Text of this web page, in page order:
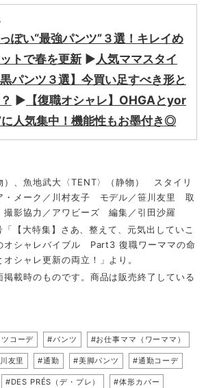
ぽい“最強パンツ”３選！キレイめ
トで春を更新 ▶︎人気ママスタイ
パンツ３選】今買い足すべき形と
▶︎ 【復職オシャレ】OHGAとyor
に人気集中！機能性もお墨付き◎
）、魚地武大〈TENT〉（静物） スタイリ
メーク／川村友子 モデル／笹川友里 取
影協力／アワビーズ 編集／引田沙羅
【大特集】さあ、整えて、元気出していこ
シャレバイブル Part3 復職ワーママの命
シャレ更新の両立！」より。
掲載時のものです。商品は販売終了している
コーデ #パンツ #お仕事ママ（ワーママ）
友里 #通勤 #美脚パンツ #通勤コーデ
#DES PRÉS（デ・プレ） #体形カバー